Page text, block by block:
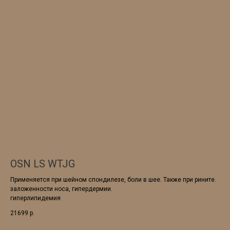
OSN LS WTJG
Применяется при шейном спондилезе, боли в шее. Также при рините.
заложенности носа, гипердермии.
гиперлипидемия
21699 р.